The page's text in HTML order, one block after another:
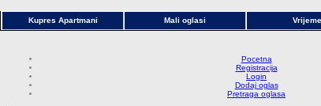
Kupres Apartmani Mali oglasi Vrijeme
Pocetna
Registracija
Login
Dodaj oglas
Pretraga oglasa